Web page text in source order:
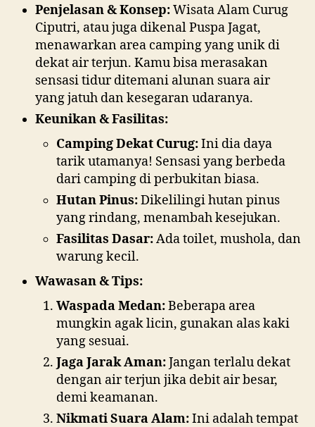
Penjelasan & Konsep:Wisata Alam Curug
Ciputri, atau juga dikenal Puspa Jagat,
menawarkan area camping yang unik di
dekat air terjun. Kamu bisa merasakan
sensasi tidur ditemani alunan suara air
yang jatuh dan kesegaran udaranya.
Keunikan & Fasilitas:
Camping Dekat Curug:Ini dia daya
tarik utamanya! Sensasi yang berbeda
dari camping di perbukitan biasa.
Hutan Pinus:Dikelilingi hutan pinus
yang rindang, menambah kesejukan.
Fasilitas Dasar:Ada toilet, mushola, dan
warung kecil.
Wawasan & Tips:
Waspada Medan:Beberapa area
mungkin agak licin, gunakan alas kaki
yang sesuai.
Jaga Jarak Aman:Jangan terlalu dekat
dengan air terjun jika debit air besar,
demi keamanan.
Nikmati Suara Alam:Ini adalah tempat